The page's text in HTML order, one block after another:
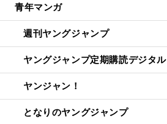
青年マンガ
週刊ヤングジャンプ
ヤングジャンプ定期購読デジタル
ヤンジャン！
となりのヤングジャンプ